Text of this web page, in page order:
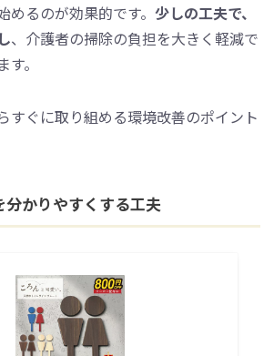
めるのが効果的です。 少しの工夫で、
、介護者の掃除の負担を大きく軽減で
。
すぐに取り組める環境改善のポイント
分かりやすくする工夫